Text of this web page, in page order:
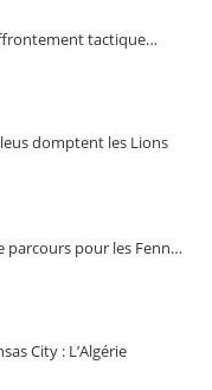
tactique…
domptent les Lions
parcours pour les Fenn…
City : L’Algérie